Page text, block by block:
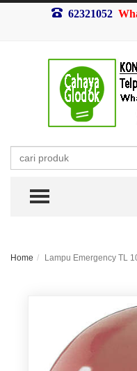
62321052
TOGGLE
Home Lampu Emergency TL